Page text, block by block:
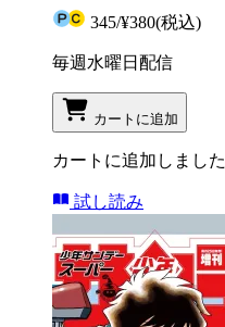
345/¥380(税込)
毎週水曜日配信
カートに追加
カートに追加しました
試し読み